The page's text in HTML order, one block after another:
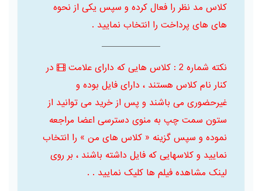
کلاس مد نظر را فعال کرده و سپس یکی از نحوه
های های پرداخت را انتخاب نمایید .
نکته شماره 2 : کلاس هایی که دارای علامت
در
کنار نام کلاس هستند ، دارای فایل بوده و
غیرحضوری می باشند و پس از خرید می توانید از
ستون سمت چپ به منوی دسترسی اعضا مراجعه
نموده و سپس گزینه « کلاس های من » را انتخاب
نمایید و کلاسهایی که فایل داشته باشند ، بر روی
لینک مشاهده فیلم ها کلیک نمایید . .